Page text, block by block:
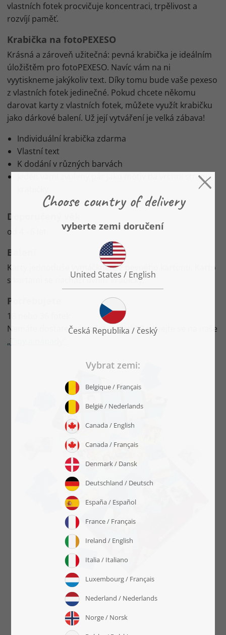
vlastních fotek procvičuje koncentraci, trpělivost a
rozvíjí paměť.
Krabička na fotoPEXESO
Krásná a zároveň užitečná: pevná krabička je ideálním
úložištěm pro fotoPEXESO. Navíc vám na ni
vyytiskneme jakýkoliv text. Díky tomu bude vaše pexeso
z vlastních fotek jedinečné. Pokud chcete někomu
darovat karty z vlastních fotek, můžete využít krabičku
jako dárkové balení. Už její vytváření je velká zábava!
Individuální krabička zdarma
Vlastní text
K dodánív různých barvách
Jeden vámi zvolený pár jako motiv na vrchní stranu
Doporučený věk
od 4 - 6 let
Balení
Karty jednoduše vymáčknete z pevného kartonu. Karto
s kartami se nachází uvnitř krabičky.
Potřebujete
18 nebo 36 fotek
Nemáte dostatečný počet motivů? Podívejte se na naše
„Tipy a nápady"